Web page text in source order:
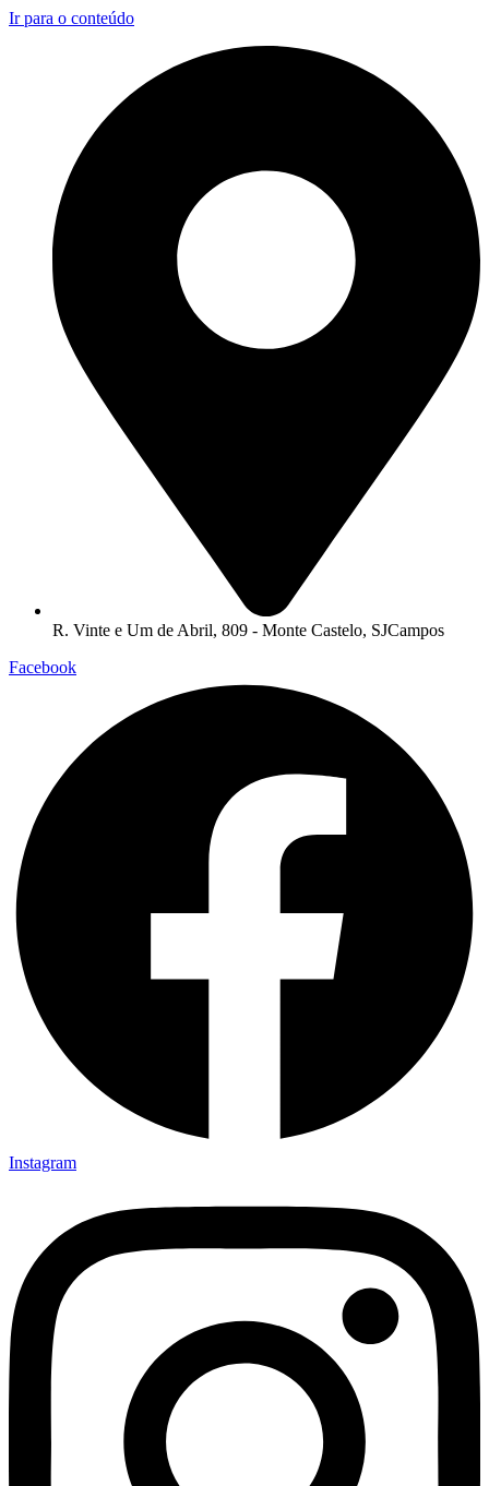
Ir para o conteúdo
R. Vinte e Um de Abril, 809 - Monte Castelo, SJCampos
Facebook
Instagram